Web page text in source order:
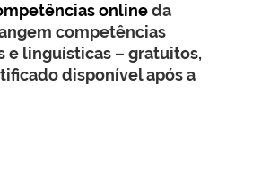
onlineda
competências
e linguísticas – gratuitos,
disponível após a